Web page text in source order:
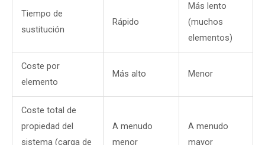
Tiempo de
sustitución
Rápido
Más lento
(muchos
elementos)
Coste por
elemento
Más alto Menor
Coste total de
propiedad del
sistema (carga de
A menudo
menor
A menudo
mayor